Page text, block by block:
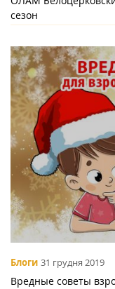
сезон
Блоги 31 грудня 2019
Вредные советы